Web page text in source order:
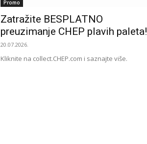
Promo
Zatražite BESPLATNO
preuzimanje CHEP plavih paleta!
20.07.2026.
Kliknite na collect.CHEP.com i saznajte više.